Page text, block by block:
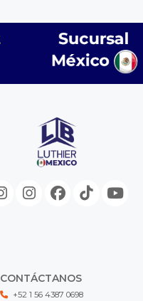
CONTÁCTANOS
+52 1 56 4387 0698